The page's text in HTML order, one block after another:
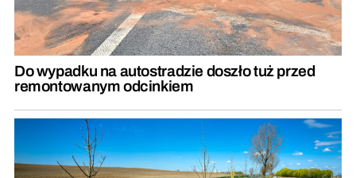
Do wypadku na autostradzie doszło tuż przed
remontowanym odcinkiem